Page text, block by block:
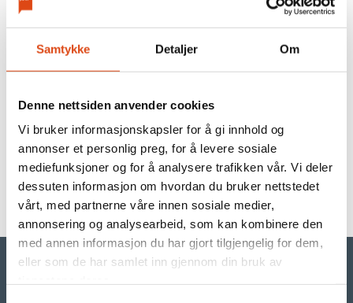
Samtykke Detaljer Om
Denne nettsiden anvender cookies
Vi bruker informasjonskapsler for å gi innhold og
annonser et personlig preg, for å levere sosiale
mediefunksjoner og for å analysere trafikken vår. Vi deler
dessuten informasjon om hvordan du bruker nettstedet
vårt, med partnerne våre innen sosiale medier,
annonsering og analysearbeid, som kan kombinere den
med annen informasjon du har gjort tilgjengelig for dem,
eller som de har samlet inn gjennom din bruk av
Nye regler for
foreldrepenger